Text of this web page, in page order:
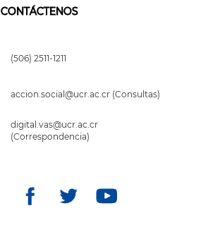
CONTÁCTENOS
(506) 2511-1211
accion.social@ucr.ac.cr (Consultas)
digital.vas@ucr.ac.cr
(Correspondencia)